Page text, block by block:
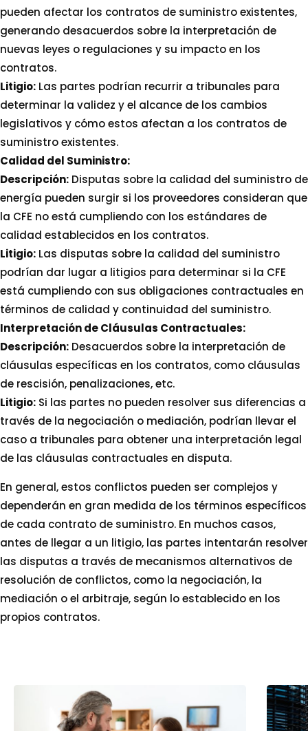
pueden afectar los contratos de suministro existentes,
generando desacuerdos sobre la interpretación de
nuevas leyes o regulaciones y su impacto en los
contratos.
Litigio: Las partes podrían recurrir a tribunales para
determinar la validez y el alcance de los cambios
legislativos y cómo estos afectan a los contratos de
suministro existentes.
Calidad del Suministro:
Descripción: Disputas sobre la calidad del suministro de
energía pueden surgir si los proveedores consideran que
la CFE no está cumpliendo con los estándares de
calidad establecidos en los contratos.
Litigio: Las disputas sobre la calidad del suministro
podrían dar lugar a litigios para determinar si la CFE
está cumpliendo con sus obligaciones contractuales en
términos de calidad y continuidad del suministro.
Interpretación de Cláusulas Contractuales:
Descripción: Desacuerdos sobre la interpretación de
cláusulas específicas en los contratos, como cláusulas
de rescisión, penalizaciones, etc.
Litigio: Si las partes no pueden resolver sus diferencias a
través de la negociación o mediación, podrían llevar el
caso a tribunales para obtener una interpretación legal
de las cláusulas contractuales en disputa.
En general, estos conflictos pueden ser complejos y
dependerán en gran medida de los términos específicos
de cada contrato de suministro. En muchos casos,
antes de llegar a un litigio, las partes intentarán resolver
las disputas a través de mecanismos alternativos de
resolución de conflictos, como la negociación, la
mediación o el arbitraje, según lo establecido en los
propios contratos.